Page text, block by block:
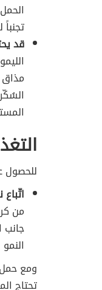
قد
مذاق
للحصول
من
جانب
ومع
تحتاج